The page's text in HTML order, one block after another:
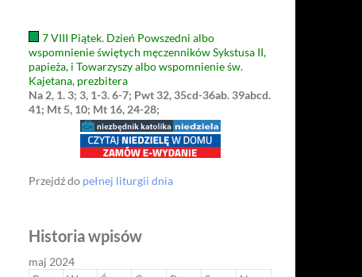
7 VIII Piątek. Dzień Powszedni albo
wspomnienie świętych męczenników Sykstusa II,
papieża, i Towarzyszy albo wspomnienie św.
Kajetana, prezbitera
Na 2, 1. 3; 3, 1-3. 6-7; Pwt 32, 35cd-36ab. 39abcd.
41; Mt 5, 10; Mt 16, 24-28;
Przejdź do pełnej liturgii dnia
Historia wpisów
maj 2024